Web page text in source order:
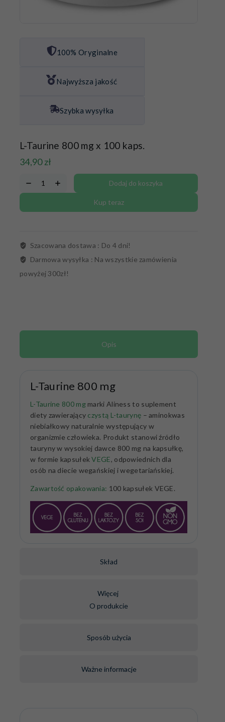
100% Oryginalne
Najwyższa jakość
Szybka wysyłka
L-Taurine 800 mg x 100 kaps.
34,90zł
Dodaj do koszyka
Kup teraz
Szacowana dostawa : Do 4 dni!
Darmowa wysyłka : Na wszystkie zamówienia
powyżej 300zł!
Opis
Skład
Więcej
O produkcie
Sposób użycia
Ważne informacje
L-Taurine 800 mg
L-Taurine 800 mgmarki Aliness to suplement
diety zawierający czystą L-taurynę – aminokwas
niebiałkowy naturalnie występujący w
organizmie człowieka. Produkt stanowi źródło
tauryny w wysokiej dawce 800 mg na kapsułkę,
w formie kapsułekVEGE, odpowiednich dla
osób na diecie wegańskiej i wegetariańskiej.
Zawartość opakowania: 100 kapsułek VEGE.